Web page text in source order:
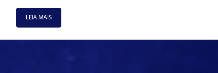
LEIA MAIS